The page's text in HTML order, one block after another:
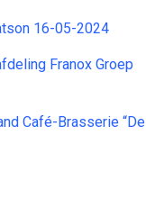
16-05-2024
Franox Groep
Café-Brasserie “De